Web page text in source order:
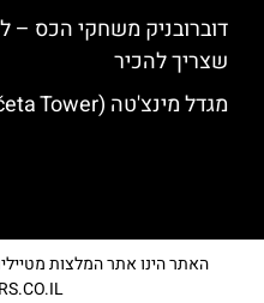
דוברובניק משחקי הכס –
שצריך להכיר
מגדל מינצ'טה (Minčeta Tower) בדוברובניק
האתר הינו אתר המלצות